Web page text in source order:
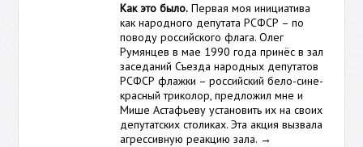
Как это было. Первая моя инициатива
как народного депутата РСФСР – по
поводу российского флага. Олег
Румянцев в мае 1990 года принёс в зал
заседаний Съезда народных депутатов
РСФСР флажки – российский бело-сине-
красный триколор, предложил мне и
Мише Астафьеву установить их на своих
депутатских столиках. Эта акция вызвала
агрессивную реакцию зала. →